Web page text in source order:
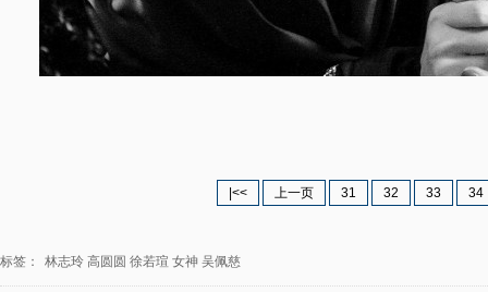
|<< 上一页 31 32 33 34
标签： 林志玲 高圆圆 徐若瑄 女神 吴佩慈